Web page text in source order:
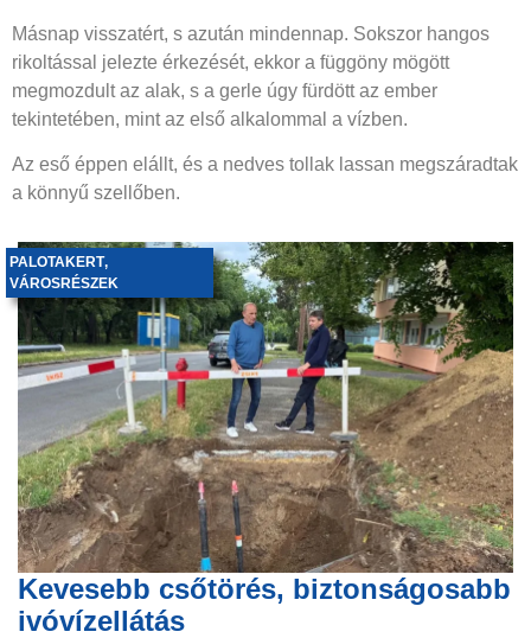
Másnap visszatért, s azután mindennap. Sokszor hangos
rikoltással jelezte érkezését, ekkor a függöny mögött
megmozdult az alak, s a gerle úgy fürdött az ember
tekintetében, mint az első alkalommal a vízben.
Az eső éppen elállt, és a nedves tollak lassan megszáradtak
a könnyű szellőben.
Kevesebb csőtörés, biztonságosabb
ivóvízellátás
PALOTAKERT,
VÁROSRÉSZEK